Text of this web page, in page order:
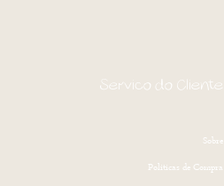
Serviço do Cliente
Sobre
Politicas de Compra